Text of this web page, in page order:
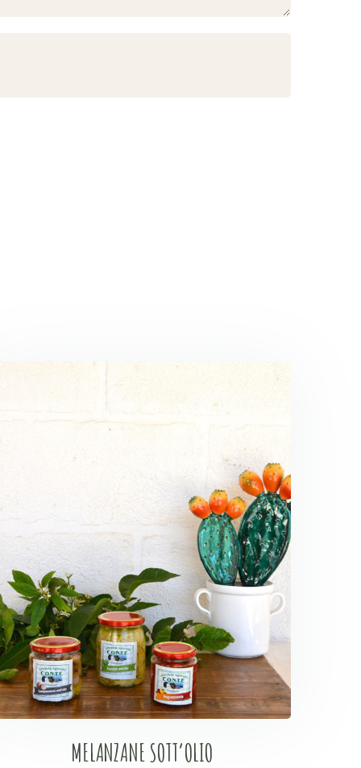
MELANZANE SOTT’OLIO